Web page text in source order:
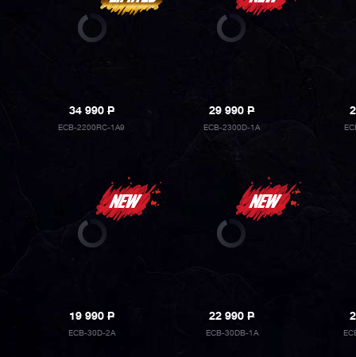
34 990P
ECB-2200RC-1A9
29 990P
ECB-2300D-1A
19 990P
ECB-30D-2A
22 990P
ECB-30DB-1A